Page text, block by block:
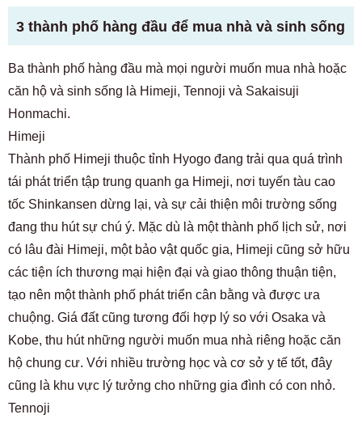
3 thành phố hàng đầu để mua nhà và sinh sống
Ba thành phố hàng đầu mà mọi người muốn mua nhà hoặc
căn hộ và sinh sống là Himeji, Tennoji và Sakaisuji
Honmachi.
Himeji
Thành phố Himeji thuộc tỉnh Hyogo đang trải qua quá trình
tái phát triển tập trung quanh ga Himeji, nơi tuyến tàu cao
tốc Shinkansen dừng lại, và sự cải thiện môi trường sống
đang thu hút sự chú ý. Mặc dù là một thành phố lịch sử, nơi
có lâu đài Himeji, một bảo vật quốc gia, Himeji cũng sở hữu
các tiện ích thương mại hiện đại và giao thông thuận tiện,
tạo nên một thành phố phát triển cân bằng và được ưa
chuộng. Giá đất cũng tương đối hợp lý so với Osaka và
Kobe, thu hút những người muốn mua nhà riêng hoặc căn
hộ chung cư. Với nhiều trường học và cơ sở y tế tốt, đây
cũng là khu vực lý tưởng cho những gia đình có con nhỏ.
Tennoji